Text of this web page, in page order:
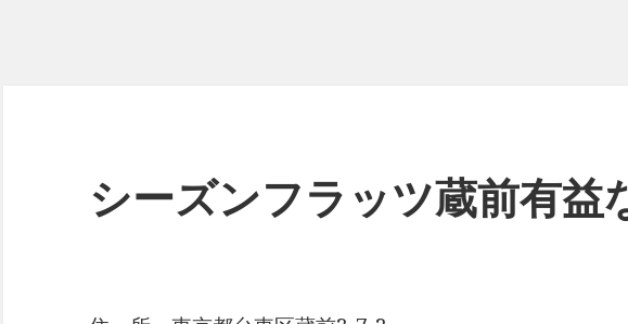
シーズンフラッツ蔵前有益